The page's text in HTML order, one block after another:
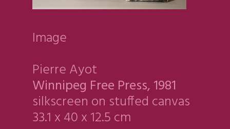
Image
Pierre Ayot
Winnipeg Free Press, 1981
silkscreen on stuffed canvas
33.1 x 40 x 12.5 cm